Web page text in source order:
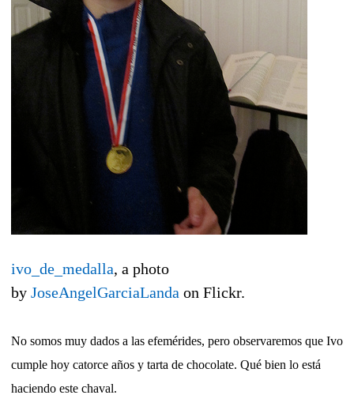
ivo_de_medalla, a photo
by JoseAngelGarciaLanda on Flickr.
No somos muy dados a las efemérides, pero observaremos que Ivo
cumple hoy catorce años y tarta de chocolate. Qué bien lo está
haciendo este chaval.